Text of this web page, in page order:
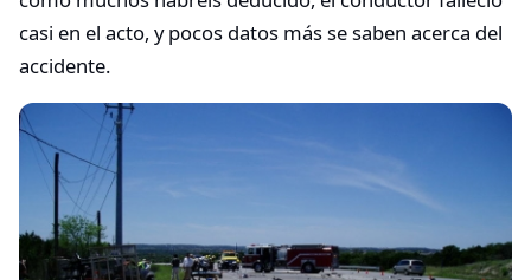
casi en el acto, y pocos datos más se saben acerca del
accidente.